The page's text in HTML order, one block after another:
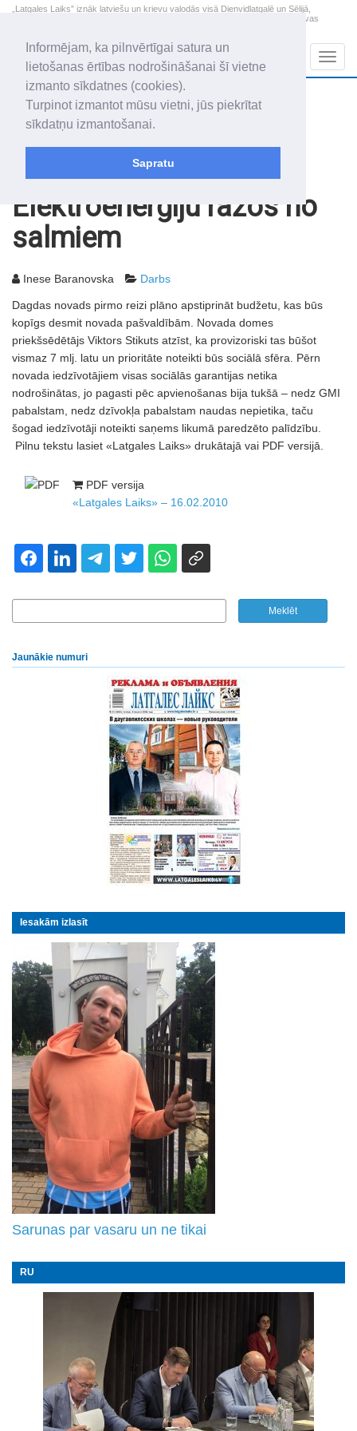
Informējam, ka pilnvērtīgai satura un
lietošanas ērtības nodrošināšanai šī vietne
izmanto sīkdatnes (cookies).
Turpinot izmantot mūsu vietni, jūs piekrītat
sīkdatņu izmantošanai.
Sapratu
„Latgales Laiks” iznāk latviešu un krievu valodās visā Dienvidlatgalē un Sēlijā,
„Latgales Laiks” latviešu valodā aptver Daugavpils valstspilsētu, Augšdaugavas
2026. gada 7. augusts
Piektdiena
Alfrēds, Fredis, Madars
+15.8
Elektroenerģiju ražos no
salmiem
Inese Baranovska Darbs
Dagdas novads pirmo reizi plāno apstiprināt budžetu, kas būs
kopīgs desmit novada pašvaldībām. Novada domes
priekšsēdētājs Viktors Stikuts atzīst, ka provizoriski tas būšot
vismaz 7 mlj. latu un prioritāte noteikti būs sociālā sfēra. Pērn
novada iedzīvotājiem visas sociālās garantijas netika
nodrošinātas, jo pagasti pēc apvienošanas bija tukšā – nedz GMI
pabalstam, nedz dzīvokļa pabalstam naudas nepietika, taču
šogad iedzīvotāji noteikti saņems likumā paredzēto palīdzību.
Pilnu tekstu lasiet «Latgales Laiks» drukātajā vai PDF versijā.
PDF versija
«Latgales Laiks» – 16.02.2010
Jaunākie numuri
Iesakām izlasīt
Sarunas par vasaru un ne tikai
RU